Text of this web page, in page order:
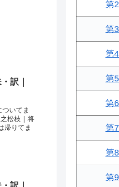
訳｜
いてま
松枝｜将
帰りてま
第
第
第
第
第
第
第
第